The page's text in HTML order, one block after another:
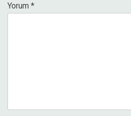
Yorum *